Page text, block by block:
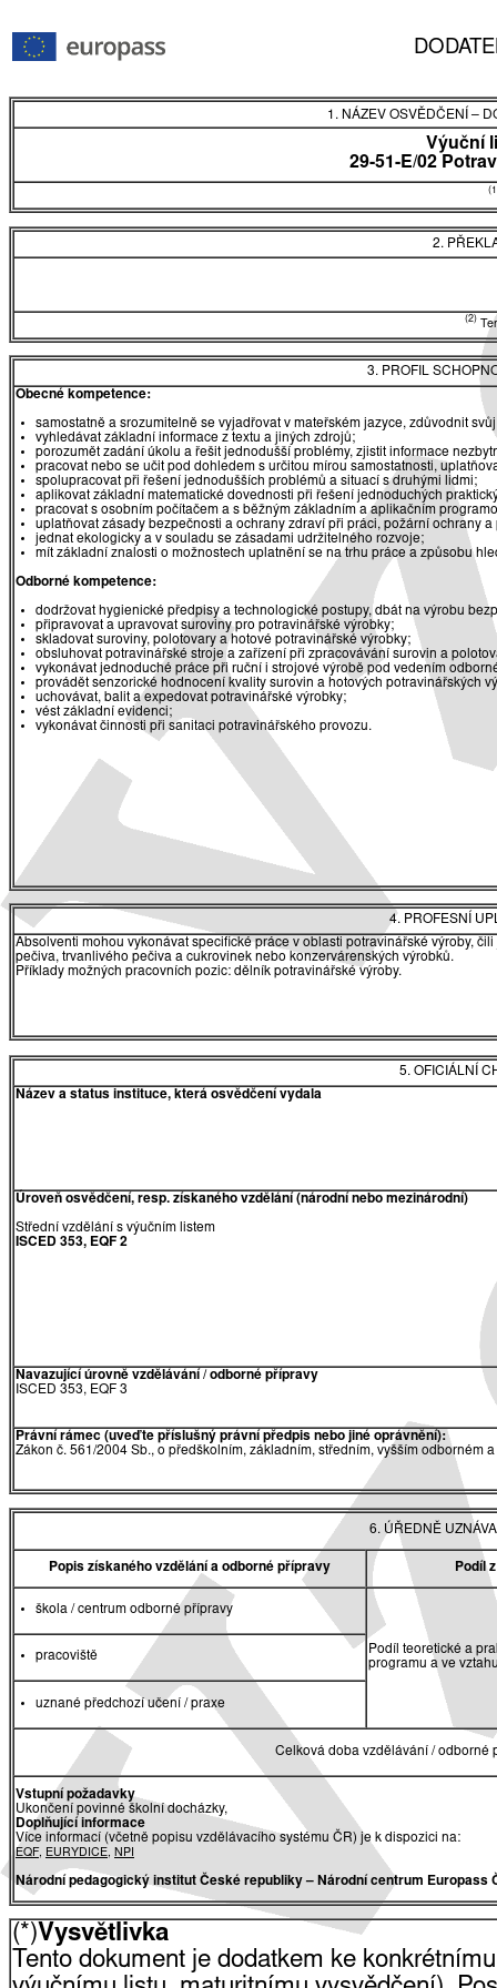
1. NÁZEV OSVĚDČENÍ –
Výuční
29-51-E/02
2.
(2)
3. PROFIL
Obecné kompetence:
samostatně a srozumitelně se vyjadřovat v mateřském jazyce, zdůvodnit
vyhledávat základní informace z textu a jiných zdrojů;
porozumět zadání úkolu a řešit jednodušší problémy, zjistit informace
pracovat nebo se učit pod dohledem s určitou mírou samostatnosti,
spolupracovat při řešení jednodušších problémů a situací s druhými lidmi;
aplikovat základní matematické dovednosti při řešení jednoduchých
pracovat s osobním počítačem a s běžným základním a aplikačním
uplatňovat zásady bezpečnosti a ochrany zdraví při práci, požární ochrany
jednat ekologicky a v souladu se zásadami udržitelného rozvoje;
mít základní znalosti o možnostech uplatnění se na trhu práce a způsobu
Odborné kompetence:
dodržovat hygienické předpisy a technologické postupy, dbát na výrobu
připravovat a upravovat suroviny pro potravinářské výrobky;
skladovat suroviny, polotovary a hotové potravinářské výrobky;
obsluhovat potravinářské stroje a zařízení při zpracovávání surovin a
vykonávat jednoduché práce při ruční i strojové výrobě pod vedením
provádět senzorické hodnocení kvality surovin a hotových potravinářských
uchovávat, balit a expedovat potravinářské výrobky;
vést základní evidenci;
vykonávat činnosti při sanitaci potravinářského provozu.
4. PROFESNÍ
Absolventi mohou vykonávat specifické práce v oblasti potravinářské výroby,
pečiva, trvanlivého pečiva a cukrovinek nebo konzervárenských výrobků.
Příklady možných pracovních pozic: dělník potravinářské výroby.
5. OFICIÁLNÍ
Název a status instituce, která osvědčení vydala
Úroveň osvědčení, resp. získaného vzdělání (národní nebo mezinárodní)
Střední vzdělání s výučním listem
ISCED 353, EQF 2
Navazující úrovně vzdělávání / odborné přípravy
ISCED 353, EQF 3
Právní rámec (uveďte příslušný právní předpis nebo jiné oprávnění):
Zákon č. 561/2004 Sb., o předškolním, základním, středním, vyšším
6. ÚŘEDNĚ
Popis získaného vzdělání a odborné přípravy Podíl
škola / centrum odborné přípravy
Podíl teoretické a
programu a ve
pracoviště
uznané předchozí učení / praxe
Celková doba vzdělávání /
Vstupní požadavky
Ukončení povinné školní docházky,
Doplňující informace
Více informací (včetně popisu vzdělávacího systému ČR) je k dispozici na:
EQF, EURYDICE, NPI
Národní pedagogický institut České republiky– Národní centrum Europass
(*)Vysvětlivka
Tento dokument je dodatkem ke